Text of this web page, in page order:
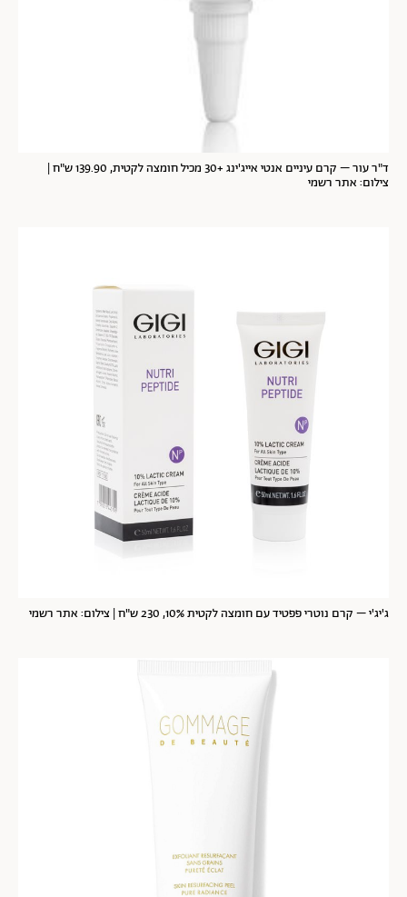
ד"ר עור – קרם עיניים אנטי אייג'ינג +30 מכיל חומצה לקטית, 139.90 ש"ח |
צילום: אתר רשמי
ג'יג'י – קרם נוטרי פפטיד עם חומצה לקטית 10%, 230 ש"ח | צילום: אתר רשמי